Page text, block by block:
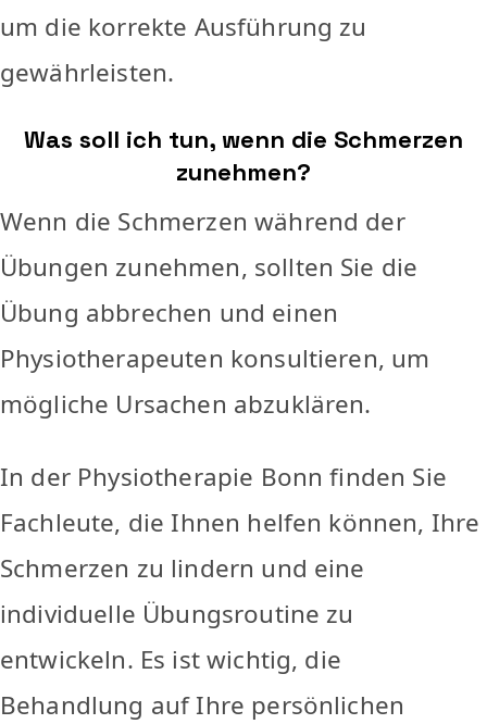
um die korrekte Ausführung zu
gewährleisten.
Was soll ich tun, wenn die Schmerzen
zunehmen?
Wenn die Schmerzen während der
Übungen zunehmen, sollten Sie die
Übung abbrechen und einen
Physiotherapeuten konsultieren, um
mögliche Ursachen abzuklären.
In der Physiotherapie Bonn finden Sie
Fachleute, die Ihnen helfen können, Ihre
Schmerzen zu lindern und eine
individuelle Übungsroutine zu
entwickeln. Es ist wichtig, die
Behandlung auf Ihre persönlichen